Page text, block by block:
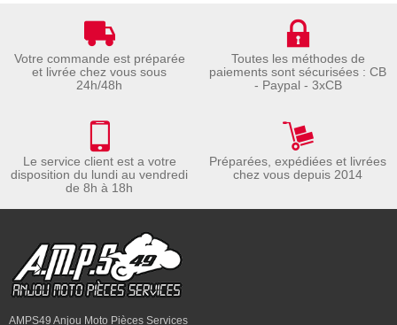
Votre commande est préparée
et livrée chez vous sous
24h/48h
Toutes les méthodes de
paiements sont sécurisées : CB
- Paypal - 3xCB
Le service client est a votre
disposition du lundi au vendredi
de 8h à 18h
Préparées, expédiées et livrées
chez vous depuis 2014
AMPS49 Anjou Moto Pièces Services